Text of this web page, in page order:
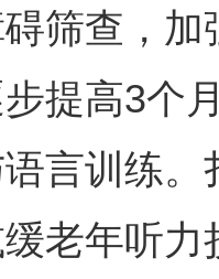
筛查，
提高3个
言训练
老年听